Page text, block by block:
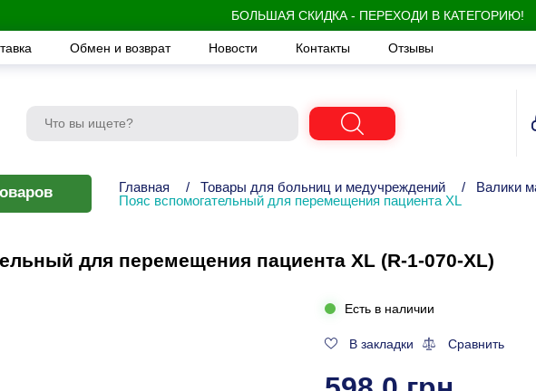
БОЛЬШАЯ СКИДКА - ПЕРЕХОДИ В КАТЕГОРИЮ!
Обмен и возврат Новости Контакты Отзывы
Главная / Товары для больниц и медучреждений / Валики
Пояс вспомогательный для перемещения пациента XL
для перемещения пациента XL (R-1-070-XL)
Есть в наличии
В закладки Сравнить